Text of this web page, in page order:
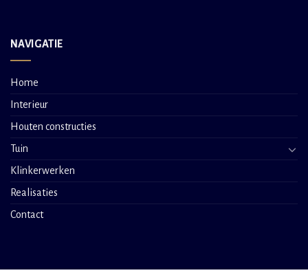
NAVIGATIE
Home
Interieur
Houten constructies
Tuin
Klinkerwerken
Realisaties
Contact